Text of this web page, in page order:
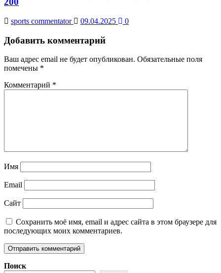
sports commentator 09.04.2025 0
Добавить комментарий
Ваш адрес email не будет опубликован. Обязательные поля
помечены *
Комментарий *
Имя
Email
Сайт
Сохранить моё имя, email и адрес сайта в этом браузере для
последующих моих комментариев.
Поиск